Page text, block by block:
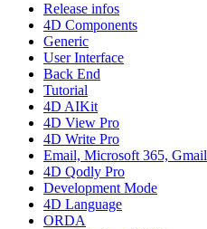
Release infos
4D Components
Generic
User Interface
Back End
Tutorial
4D AIKit
4D View Pro
4D Write Pro
Email, Microsoft 365, Gmail
4D Qodly Pro
Development Mode
4D Language
ORDA